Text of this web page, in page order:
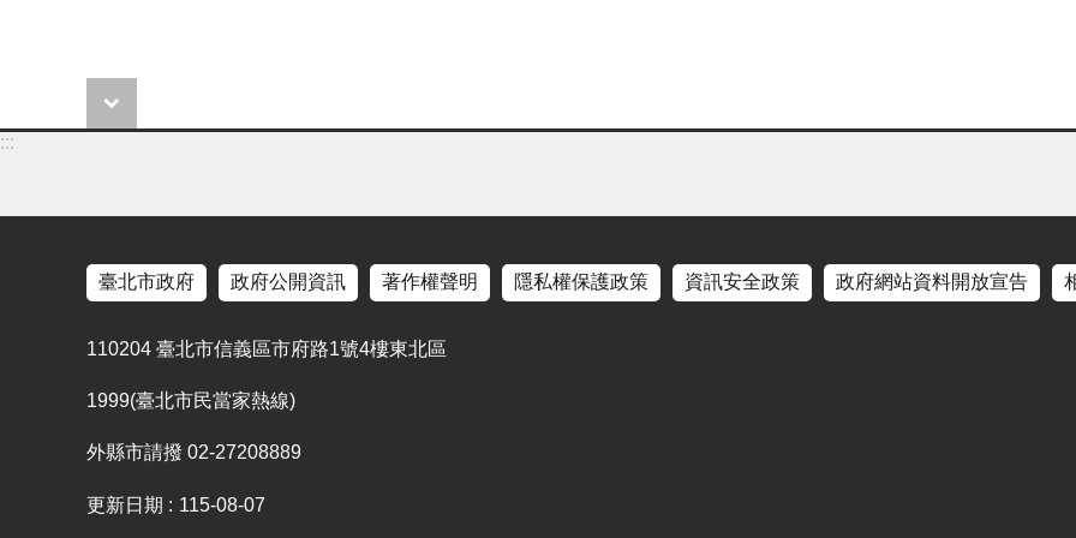
:::
臺北市政府 政府公開資訊 著作權聲明 隱私權保護政策 資訊安全政策 政府網站資料開放宣告
110204 臺北市信義區市府路1號4樓東北區
1999(臺北市民當家熱線)
外縣市請撥 02-27208889
更新日期 115-08-07